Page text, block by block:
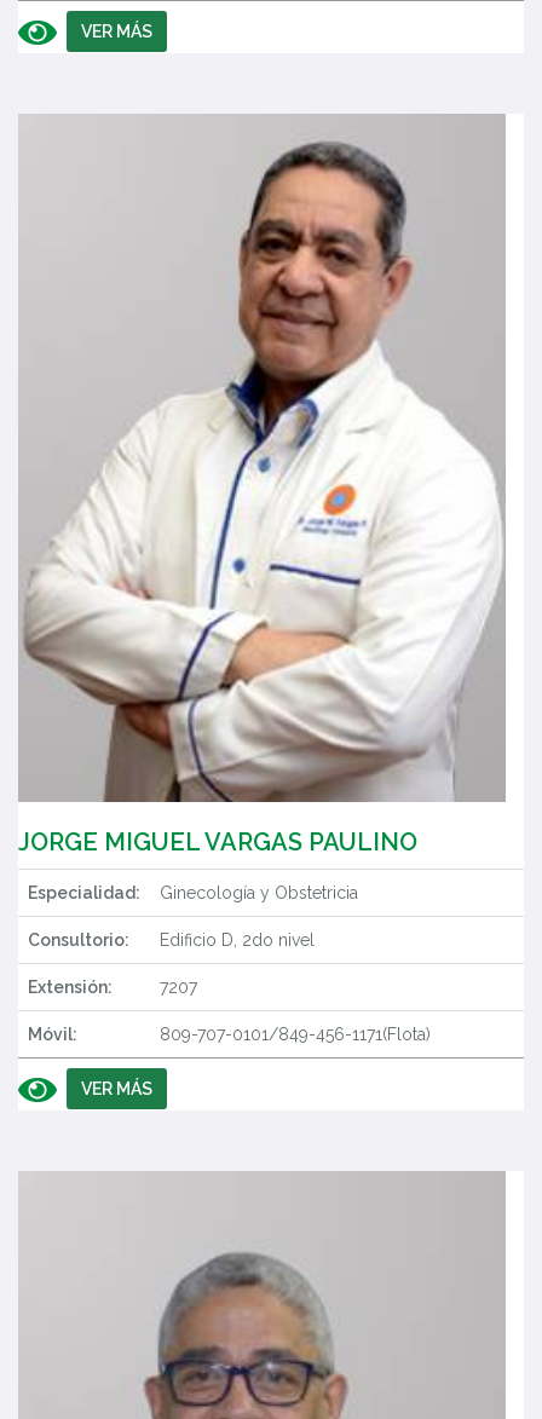
VER MÁS
JORGE MIGUEL VARGAS PAULINO
Especialidad: Ginecología y Obstetricia
Consultorio: Edificio D, 2do nivel
Extensión: 7207
Móvil: 809-707-0101/849-456-1171(Flota)
VER MÁS